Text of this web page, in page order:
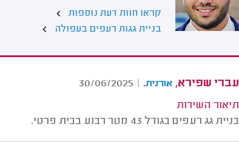
קראו חוות דעת נוספות
בניית גגות רעפים בעפולה
עברי שפירא, אורנית.
|
30/06/2025
תיאור השירות
בניית גג רעפים בגודל 43 מטר רבוע בבית פרטי.